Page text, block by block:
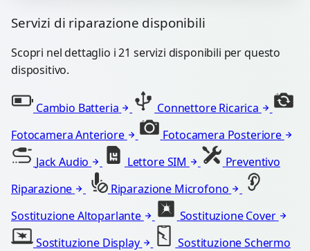
Servizi di riparazione disponibili
Scopri nel dettaglio i 21 servizi disponibili per questo
dispositivo.
Cambio Batteria
Connettore Ricarica
Fotocamera Anteriore
Fotocamera Posteriore
Jack Audio
Lettore SIM
Preventivo
Riparazione
Riparazione Microfono
Sostituzione Altoparlante
Sostituzione Cover
Sostituzione Display
Sostituzione Schermo